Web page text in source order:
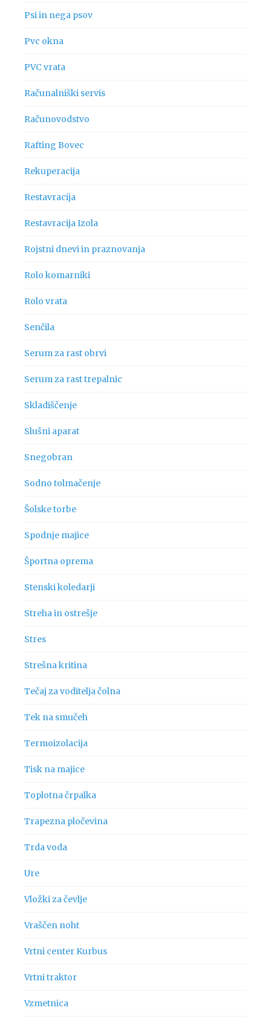
Psi in nega psov
Pvc okna
PVC vrata
Računalniški servis
Računovodstvo
Rafting Bovec
Rekuperacija
Restavracija
Restavracija Izola
Rojstni dnevi in praznovanja
Rolo komarniki
Rolo vrata
Senčila
Serum za rast obrvi
Serum za rast trepalnic
Skladiščenje
Slušni aparat
Snegobran
Sodno tolmačenje
Šolske torbe
Spodnje majice
Športna oprema
Stenski koledarji
Streha in ostrešje
Stres
Strešna kritina
Tečaj za voditelja čolna
Tek na smučeh
Termoizolacija
Tisk na majice
Toplotna črpalka
Trapezna pločevina
Trda voda
Ure
Vložki za čevlje
Vraščen noht
Vrtni center Kurbus
Vrtni traktor
Vzmetnica